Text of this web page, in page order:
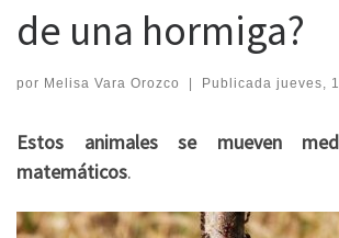
de una hormiga?
por Melisa Vara Orozco | Publicada jueves,
Estos animales se mueven
matemáticos.